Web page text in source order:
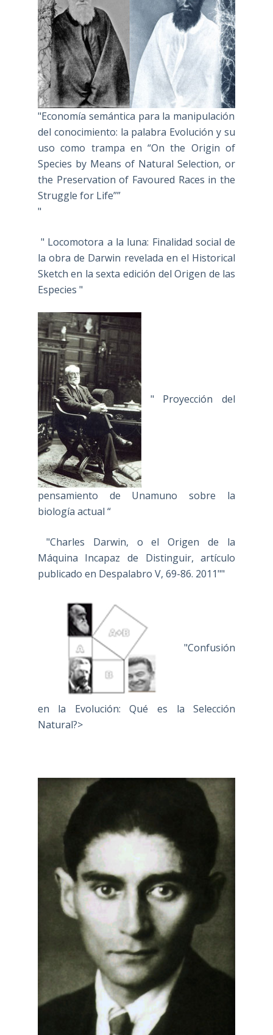
"Economía semántica para la manipulación
del conocimiento: la palabra Evolución y su
uso como trampa en “On the Origin of
Species by Means of Natural Selection, or
the Preservation of Favoured Races in the
Struggle for Life””
"
" Locomotora a la luna: Finalidad social de
la obra de Darwin revelada en el Historical
Sketch en la sexta edición del Origen de las
Especies "
" Proyección del
pensamiento de Unamuno sobre la
biología actual “
"Charles Darwin, o el Origen de la
Máquina Incapaz de Distinguir, artículo
publicado en Despalabro V, 69-86. 2011""
"Confusión
en la Evolución: Qué es la Selección
Natural?>